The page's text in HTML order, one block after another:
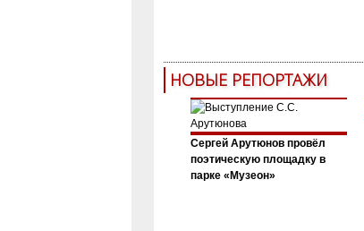
НОВЫЕ РЕПОРТАЖИ
Сергей Арутюнов провёл
поэтическую площадку в
парке «Музеон»